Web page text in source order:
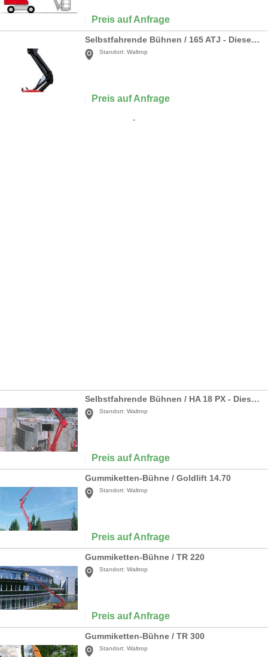
Preis auf Anfrage
Selbstfahrende Bühnen / 165 ATJ - Dieselantrieb
Standort: Waltrop
Preis auf Anfrage
Selbstfahrende Bühnen / HA 18 PX - Dieselantrieb
Standort: Waltrop
Preis auf Anfrage
Gummiketten-Bühne / Goldlift 14.70
Standort: Waltrop
Preis auf Anfrage
Gummiketten-Bühne / TR 220
Standort: Waltrop
Preis auf Anfrage
Gummiketten-Bühne / TR 300
Standort: Waltrop